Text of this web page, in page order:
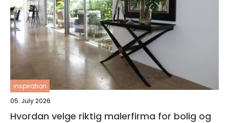
inspiration
05. July 2026
Hvordan velge riktig malerfirma for bolig og